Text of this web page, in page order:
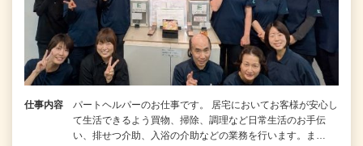
仕事内容
パートヘルパーのお仕事です。 居宅においてお客様が安心し
て生活できるよう買物、掃除、調理など日常生活のお手伝
い、排せつ介助、入浴の介助などの業務を行います。ま…